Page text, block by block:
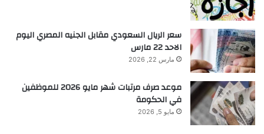
سعر الريال السعودي مقابل الجنيه المصري اليوم
الاحد 22 مارس
مارس 22, 2026
موعد صرف مرتبات شهر مايو 2026 للموظفين
في الحكومة
مايو 5, 2026